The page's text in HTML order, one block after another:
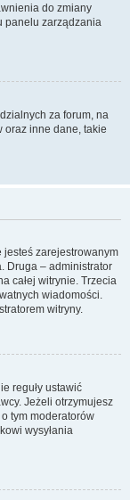
do zmiany
panelu zarządzania
za forum, na
oraz inne dane, takie
jesteś zarejestrowanym
Druga – administrator
całej witrynie. Trzecia
wiadomości.
witryny.
reguły ustawić
Jeżeli otrzymujesz
tym moderatorów
wysyłania